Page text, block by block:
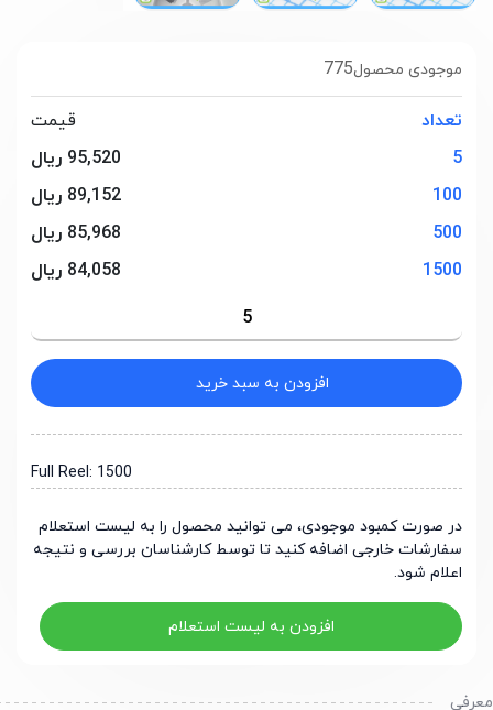
775موجودی محصول
تعداد
قیمت
95,520 ریال
100
89,152 ریال
500
85,968 ریال
1500
84,058 ریال
افزودن به سبد خرید
Full Reel: 1500
در صورت کمبود موجودی، می توانید محصول را به لیست استعلام
سفارشات خارجی اضافه کنید تا توسط کارشناسان بررسی و نتیجه
اعلام شود.
افزودن به لیست استعلام